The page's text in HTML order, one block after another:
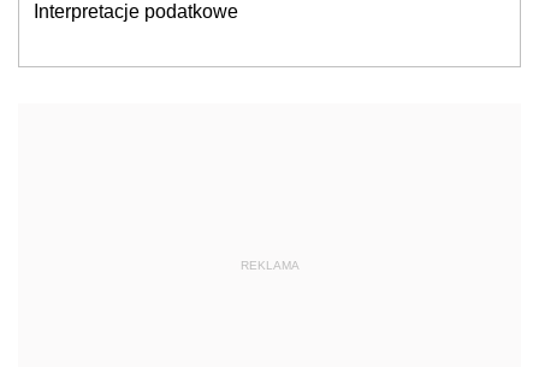
Interpretacje podatkowe
REKLAMA